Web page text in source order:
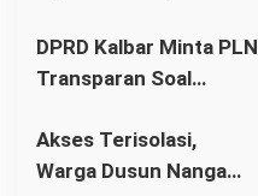
Ciptakan Kesenjangan
Baru
DPRD Kalbar Minta PLN
Transparan Soal
Dugaan Gangguan
Pasokan Batu Bara
Akses Terisolasi,
Warga Dusun Nanga